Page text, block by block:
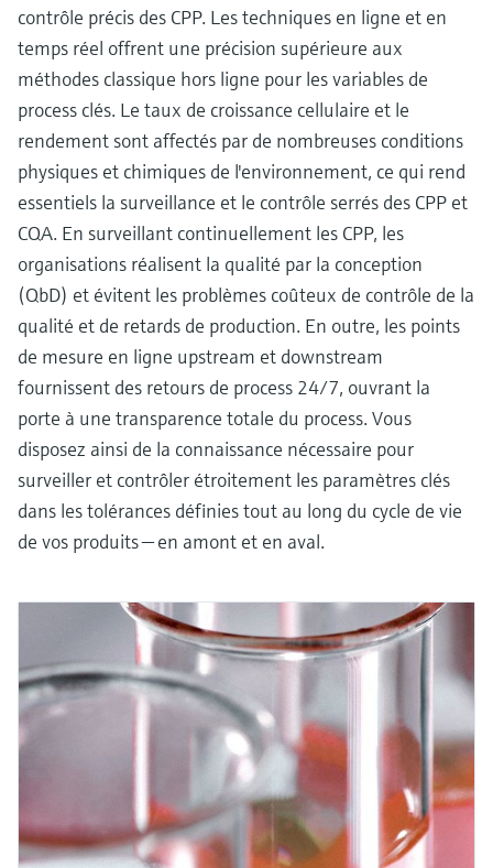
contrôle précis des CPP. Les techniques en ligne et en
temps réel offrent une précision supérieure aux
méthodes classique hors ligne pour les variables de
process clés. Le taux de croissance cellulaire et le
rendement sont affectés par de nombreuses conditions
physiques et chimiques de l'environnement, ce qui rend
essentiels la surveillance et le contrôle serrés des CPP et
CQA. En surveillant continuellement les CPP, les
organisations réalisent la qualité par la conception
(QbD) et évitent les problèmes coûteux de contrôle de la
qualité et de retards de production. En outre, les points
de mesure en ligne upstream et downstream
fournissent des retours de process 24/7, ouvrant la
porte à une transparence totale du process. Vous
disposez ainsi de la connaissance nécessaire pour
surveiller et contrôler étroitement les paramètres clés
dans les tolérances définies tout au long du cycle de vie
de vos produits — en amont et en aval.